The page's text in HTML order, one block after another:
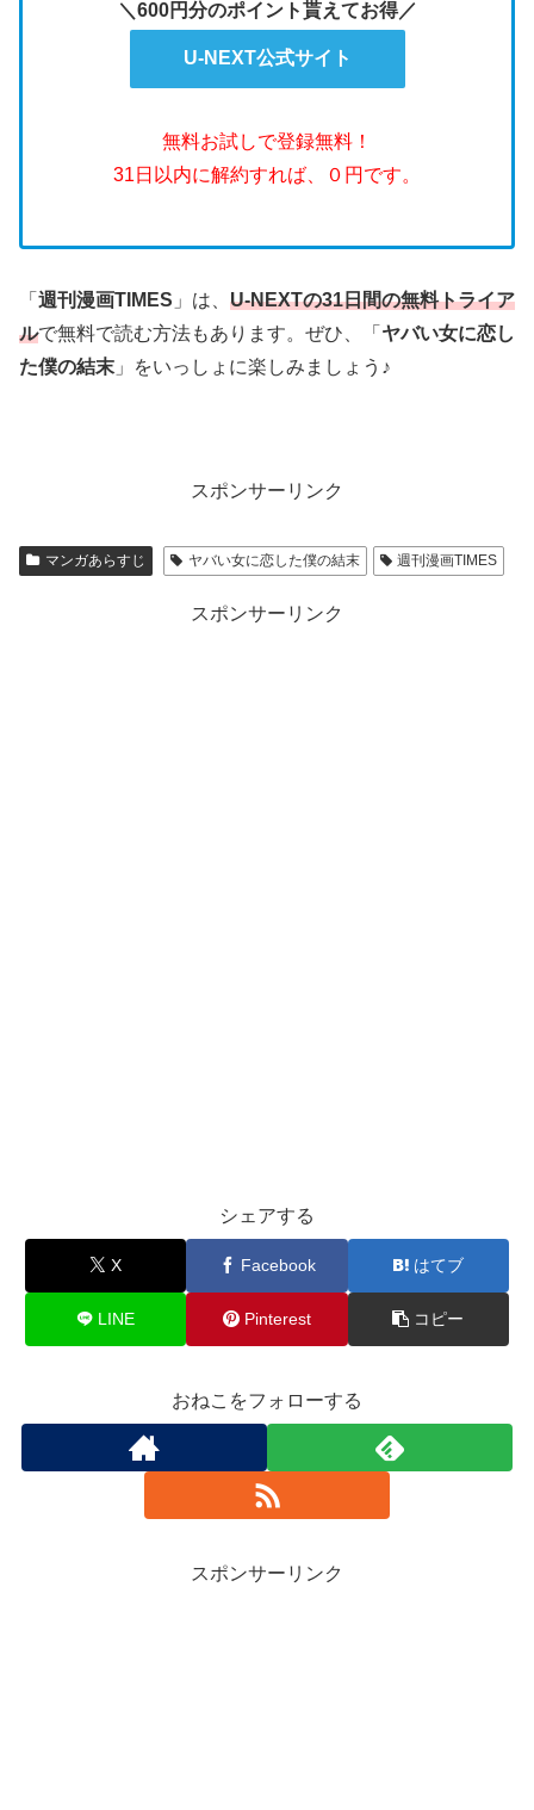
＼600円分のポイント貰えてお得／
U-NEXT公式サイト
無料お試しで登録無料！
31日以内に解約すれば、０円です。
「 週刊漫画TIMES 」は、 U-NEXTの31日間の無料トライア
ルで無料で読む方法もあります。ぜひ、「 ヤバい女に恋し
た僕の結末 」をいっしょに楽しみましょう♪
スポンサーリンク
マンガあらすじ ヤバい女に恋した僕の結末 週刊漫画TIMES
スポンサーリンク
シェアする
X Facebook はてブ
LINE Pinterest コピー
おねこをフォローする
スポンサーリンク